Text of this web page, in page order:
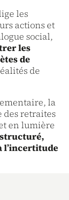
les
actions et
social,
les
de
de
la
des retraites
en lumière
structuré,
l’incertitude